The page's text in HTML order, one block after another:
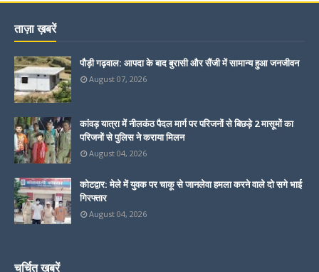
ताज़ा ख़बरें
पौड़ी गढ़वाल: आपदा के बाद बुरासी और सैंजी में सामान्य हुआ जनजीवन
August 07, 2026
कांवड़ यात्रा में नीलकंठ पैदल मार्ग पर परिजनों से बिछड़े 2 मासूमों का
परिजनों से पुलिस ने कराया मिलन
August 04, 2026
कोटद्वार: मेले में युवक पर चाकू से जानलेवा हमला करने वाले दो सगे भाई
गिरफ्तार
August 04, 2026
चर्चित ख़बरें